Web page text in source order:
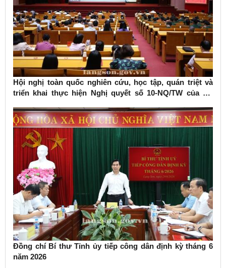
Hội nghị toàn quốc nghiên cứu, học tập, quán triệt và
triển khai thực hiện Nghị quyết số 10-NQ/TW của Bộ
Đồng chí Bí thư Tỉnh ủy tiếp công dân định kỳ tháng 6
năm 2026